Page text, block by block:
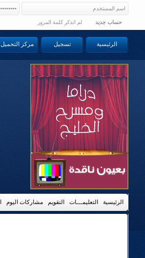
حساب جديد لم اتذكر كلمة المرور
الرئيسية تسجيل مركز التحميل
الرئيسية التعليمـــات التقويم مشاركات اليوم